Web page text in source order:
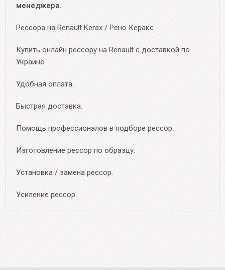
менеджера.
Рессора на Renault Kerax / Рено Керакс.
Купить онлайн рессору на Renault с доставкой по
Украине.
Удобная оплата.
Быстрая доставка.
Помощь профессионалов в подборе рессор.
Изготовление рессор по образцу.
Установка / замена рессор.
Усиление рессор.